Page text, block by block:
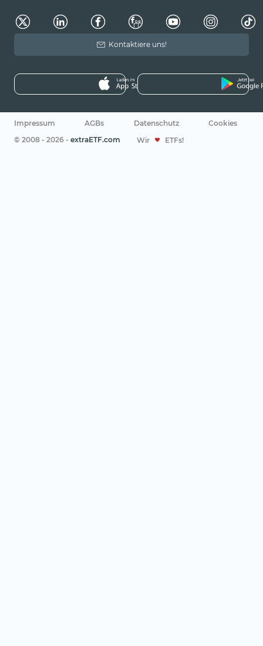
Kontaktiere uns!
Impressum AGBs Datenschutz
Cookies
© 2008 - 2026 - extraETF.com Wir ETFs!